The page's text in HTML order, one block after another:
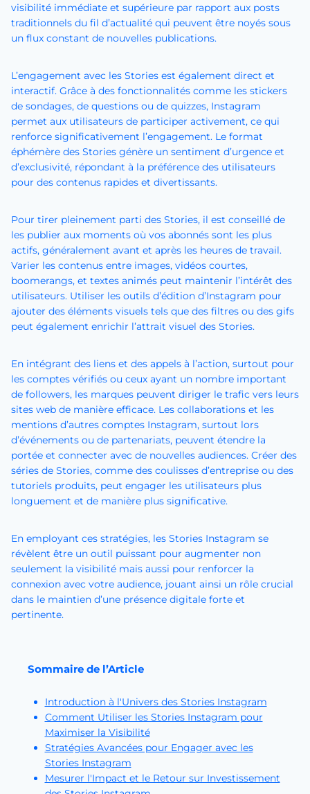
visibilité immédiate et supérieure par rapport aux posts
traditionnels du fil d’actualité qui peuvent être noyés sous
un flux constant de nouvelles publications.
L’engagement avec les Stories est également direct et
interactif. Grâce à des fonctionnalités comme les stickers
de sondages, de questions ou de quizzes, Instagram
permet aux utilisateurs de participer activement, ce qui
renforce significativement l’engagement. Le format
éphémère des Stories génère un sentiment d’urgence et
d’exclusivité, répondant à la préférence des utilisateurs
pour des contenus rapides et divertissants.
Pour tirer pleinement parti des Stories, il est conseillé de
les publier aux moments où vos abonnés sont les plus
actifs, généralement avant et après les heures de travail.
Varier les contenus entre images, vidéos courtes,
boomerangs, et textes animés peut maintenir l’intérêt des
utilisateurs. Utiliser les outils d’édition d’Instagram pour
ajouter des éléments visuels tels que des filtres ou des gifs
peut également enrichir l’attrait visuel des Stories.
En intégrant des liens et des appels à l’action, surtout pour
les comptes vérifiés ou ceux ayant un nombre important
de followers, les marques peuvent diriger le trafic vers leurs
sites web de manière efficace. Les collaborations et les
mentions d’autres comptes Instagram, surtout lors
d’événements ou de partenariats, peuvent étendre la
portée et connecter avec de nouvelles audiences. Créer des
séries de Stories, comme des coulisses d’entreprise ou des
tutoriels produits, peut engager les utilisateurs plus
longuement et de manière plus significative.
En employant ces stratégies, les Stories Instagram se
révèlent être un outil puissant pour augmenter non
seulement la visibilité mais aussi pour renforcer la
connexion avec votre audience, jouant ainsi un rôle crucial
dans le maintien d’une présence digitale forte et
pertinente.
Sommaire de l’Article
Introduction à l'Univers des Stories Instagram
Comment Utiliser les Stories Instagram pour
Maximiser la Visibilité
Stratégies Avancées pour Engager avec les
Stories Instagram
Mesurer l'Impact et le Retour sur Investissement